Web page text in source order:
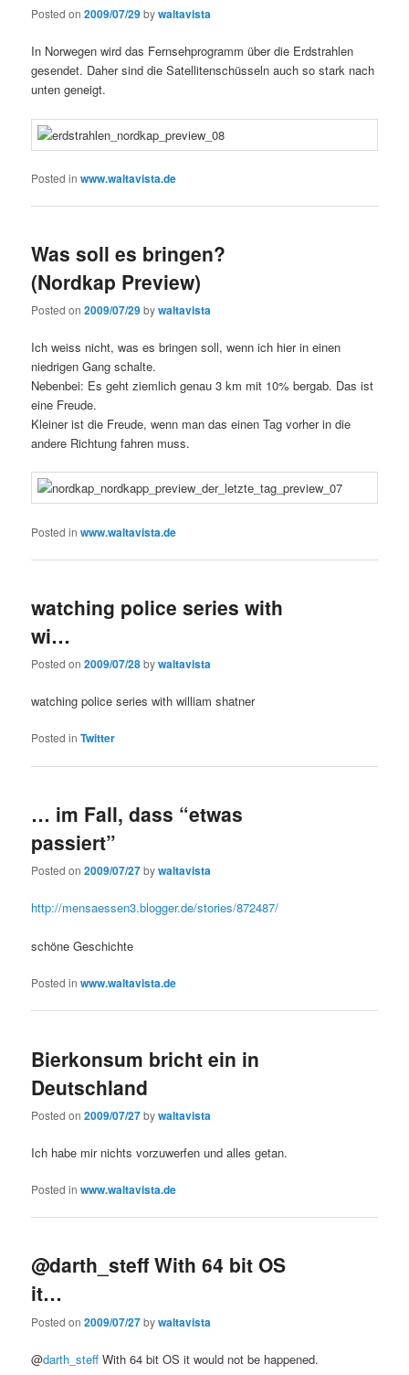
Posted on2009/07/29bywaltavista
In Norwegen wird das Fernsehprogramm über die Erdstrahlen
gesendet. Daher sind die Satellitenschüsseln auch so stark nach
unten geneigt.
Posted in www.waltavista.de
Was soll es bringen?
(Nordkap Preview)
Posted on2009/07/29bywaltavista
Ich weiss nicht, was es bringen soll, wenn ich hier in einen
niedrigen Gang schalte.
Nebenbei: Es geht ziemlich genau 3 km mit 10% bergab. Das ist
eine Freude.
Kleiner ist die Freude, wenn man das einen Tag vorher in die
andere Richtung fahren muss.
Posted in www.waltavista.de
watching police series with
wi…
Posted on2009/07/28bywaltavista
watching police series with william shatner
Posted in Twitter
… im Fall, dass “etwas
passiert”
Posted on2009/07/27bywaltavista
http://mensaessen3.blogger.de/stories/872487/
schöne Geschichte
Posted in www.waltavista.de
Bierkonsum bricht ein in
Deutschland
Posted on2009/07/27bywaltavista
Ich habe mir nichts vorzuwerfen und alles getan.
Posted in www.waltavista.de
@darth_steff With 64 bit OS
it…
Posted on2009/07/27bywaltavista
@darth_steff With 64 bit OS it would not be happened.